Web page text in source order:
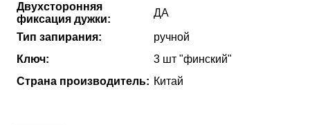
Двухсторонняя
фиксация дужки:
ДА
Тип запирания:
ручной
Ключ:
3 шт "финский"
Страна производитель: Китай